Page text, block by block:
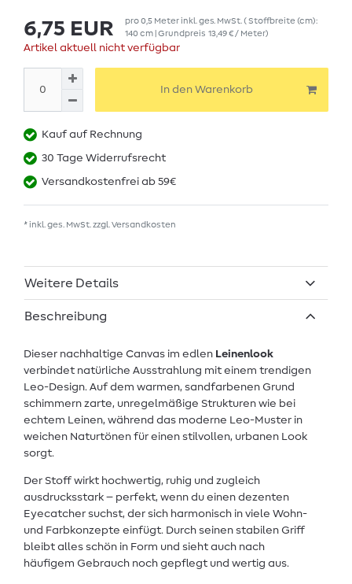
6,75 EUR pro0,5 Meter inkl. ges. MwSt.( Stoffbreite (cm):
140 cm | Grundpreis 13,49 € / Meter)
Artikel aktuell nicht verfügbar
In den Warenkorb
Kauf auf Rechnung
30 Tage Widerrufsrecht
Versandkostenfrei ab 59€
* inkl. ges. MwSt. zzgl.Versandkosten
Weitere Details
Beschreibung
Dieser nachhaltige Canvas im edlen Leinenlook
verbindet natürliche Ausstrahlung mit einem trendigen
Leo-Design. Auf dem warmen, sandfarbenen Grund
schimmern zarte, unregelmäßige Strukturen wie bei
echtem Leinen, während das moderne Leo-Muster in
weichen Naturtönen für einen stilvollen, urbanen Look
sorgt.
Der Stoff wirkt hochwertig, ruhig und zugleich
ausdrucksstark – perfekt, wenn du einen dezenten
Eyecatcher suchst, der sich harmonisch in viele Wohn-
und Farbkonzepte einfügt. Durch seinen stabilen Griff
bleibt alles schön in Form und sieht auch nach
häufigem Gebrauch noch gepflegt und wertig aus.